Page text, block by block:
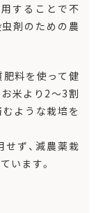
することで不
剤のための農
料を使って健
米より2～3割
ような栽培を
ず、減農薬栽
います。